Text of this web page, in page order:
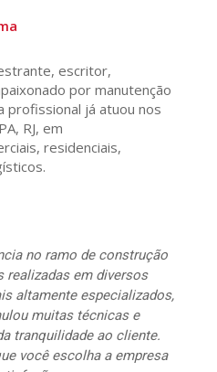
escritor,
por manutenção
profissional já atuou nos
RJ, em
residenciais,
no ramo de construção
realizadas em diversos
altamente especializados,
muitas técnicas e
tranquilidade ao cliente.
você escolha a empresa